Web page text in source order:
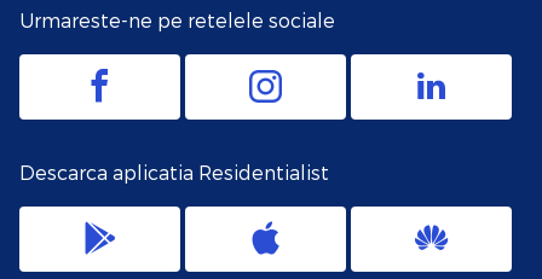
Urmareste-ne pe retelele sociale
Descarca aplicatia Residentialist